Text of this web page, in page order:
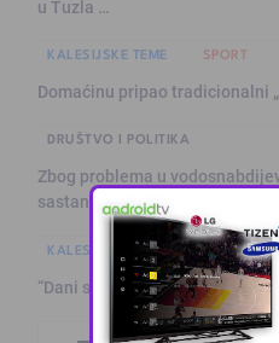
u Tuzla …
KALESIJSKE TEME SPORT
Domaćinu pripao tradicionalni
DRUŠTVO I POLITIKA
Zbog problema u
sastanak
KALESIJSKE TEME
“Dani sporta” u Raincima